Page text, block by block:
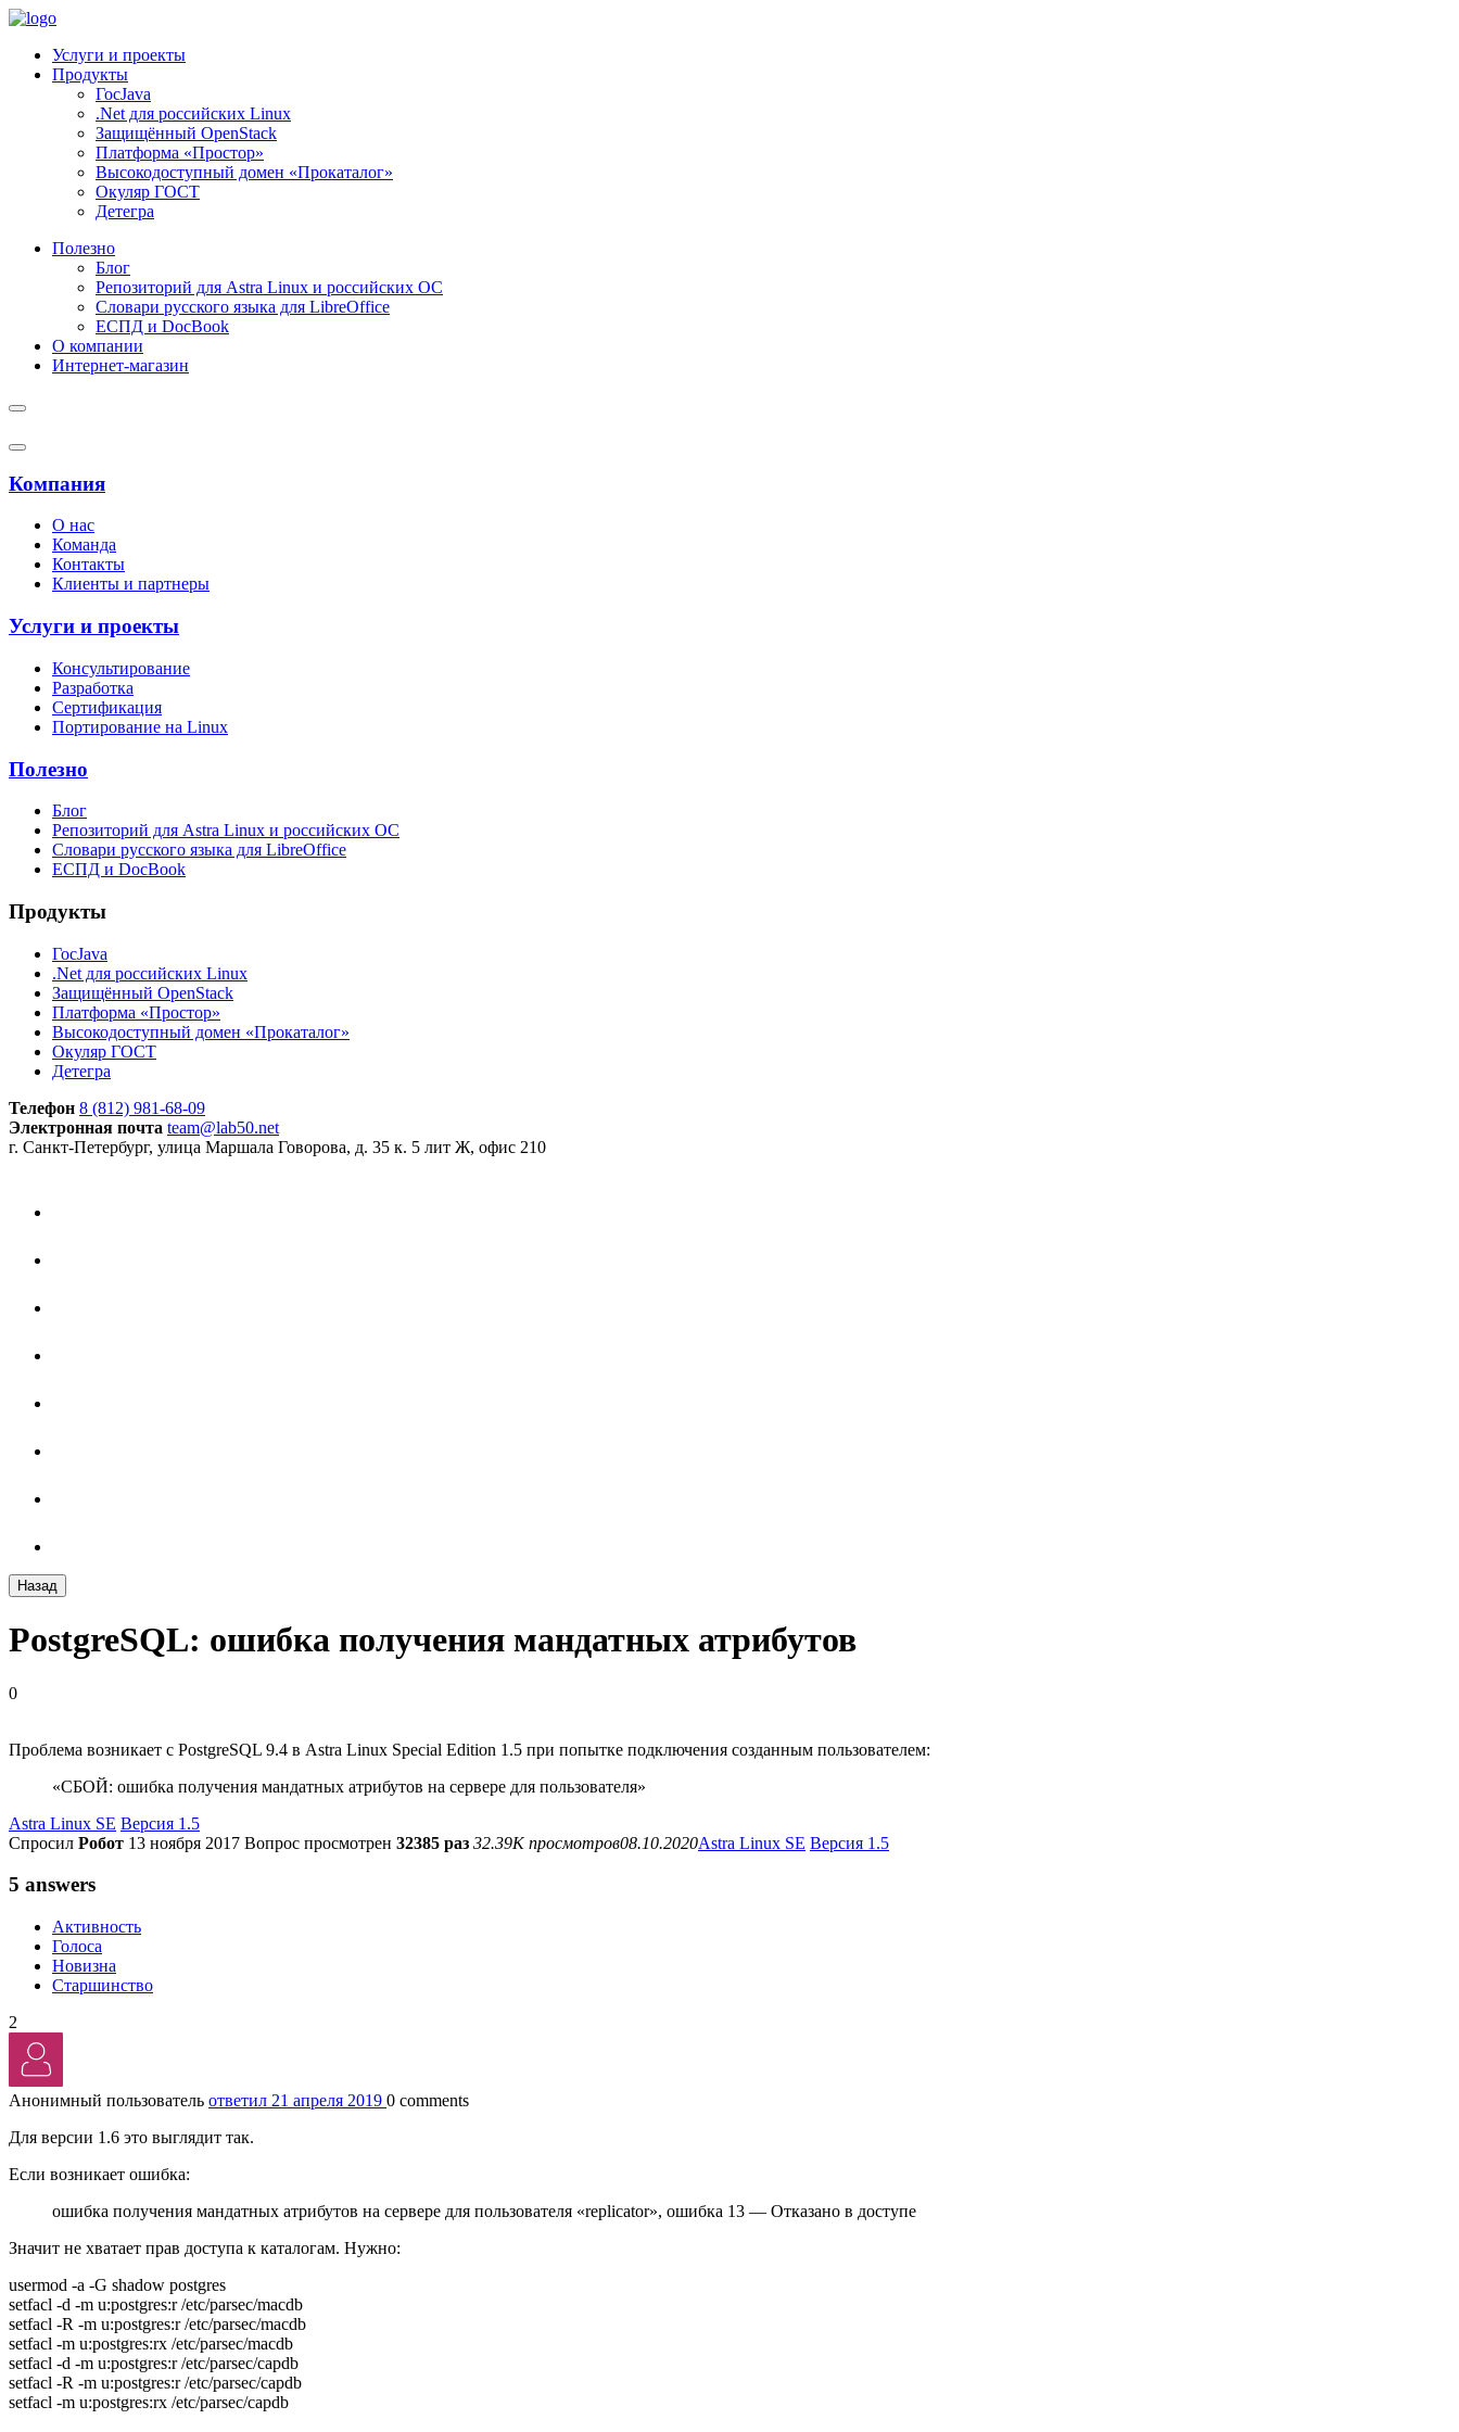
Услуги и проекты
Продукты
ГосJava
.Net для российских Linux
Защищённый OpenStack
Платформа «Простор»
Высокодоступный домен «Прокаталог»
Окуляр ГОСТ
Детегра
Полезно
Блог
Репозиторий для Astra Linux и российских ОС
Словари русского языка для LibreOffice
ЕСПД и DocBook
О компании
Интернет-магазин
Компания
О нас
Команда
Контакты
Клиенты и партнеры
Услуги и проекты
Консультирование
Разработка
Сертификация
Портирование на Linux
Полезно
Блог
Репозиторий для Astra Linux и российских ОС
Словари русского языка для LibreOffice
ЕСПД и DocBook
Продукты
ГосJava
.Net для российских Linux
Защищённый OpenStack
Платформа «Простор»
Высокодоступный домен «Прокаталог»
Окуляр ГОСТ
Детегра
Телефон 8 (812) 981-68-09
Электронная почта team@lab50.net
г. Санкт-Петербург, улица Маршала Говорова, д. 35 к. 5 лит Ж, офис 210
Назад
PostgreSQL: ошибка получения мандатных атрибутов
0
Проблема возникает с PostgreSQL 9.4 в Astra Linux Special Edition 1.5 при попытке подключения созданным пользователем:
«СБОЙ: ошибка получения мандатных атрибутов на сервере для пользователя»
Astra Linux SE Версия 1.5
Спросил Робот 13 ноября 2017 Вопрос просмотрен 32385 раз 32.39K просмотров08.10.2020Astra Linux SE Версия 1.5
5 answers
Активность
Голоса
Новизна
Старшинство
2
Анонимный пользователь ответил 21 апреля 2019 0 comments
Для версии 1.6 это выглядит так.
Если возникает ошибка:
ошибка получения мандатных атрибутов на сервере для пользователя «replicator», ошибка 13 — Отказано в доступе
Значит не хватает прав доступа к каталогам. Нужно:
usermod -a -G shadow postgres
setfacl -d -m u:postgres:r /etc/parsec/macdb
setfacl -R -m u:postgres:r /etc/parsec/macdb
setfacl -m u:postgres:rx /etc/parsec/macdb
setfacl -d -m u:postgres:r /etc/parsec/capdb
setfacl -R -m u:postgres:r /etc/parsec/capdb
setfacl -m u:postgres:rx /etc/parsec/capdb